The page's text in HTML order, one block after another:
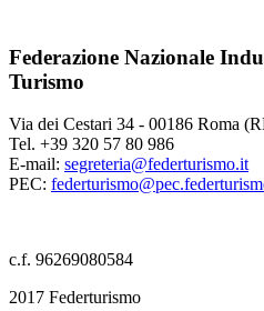
Federazione Nazionale
Turismo
Via dei Cestari 34 - 00186 Roma
Tel. +39 320 57 80 986
E-mail: segreteria@federturismo.it
PEC:
c.f. 96269080584
2017 Federturismo